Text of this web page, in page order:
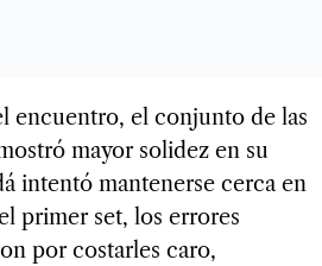
encuentro, el conjunto de las
mayor solidez en su
intentó mantenerse cerca en
primer set, los errores
por costarles caro,